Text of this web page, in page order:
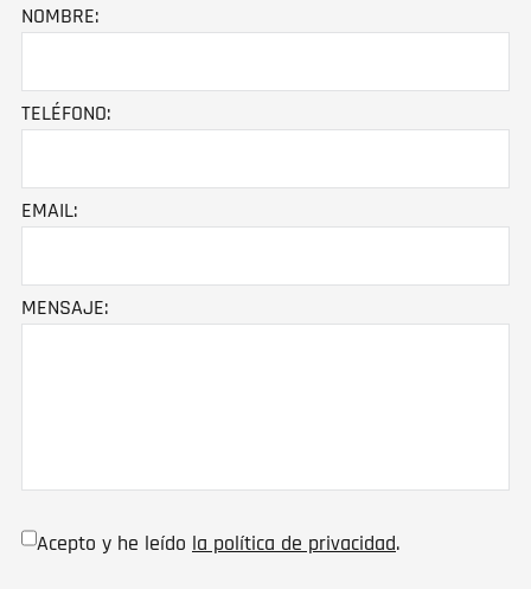
NOMBRE:
TELÉFONO:
EMAIL:
MENSAJE:
Acepto y he leído la política de privacidad.